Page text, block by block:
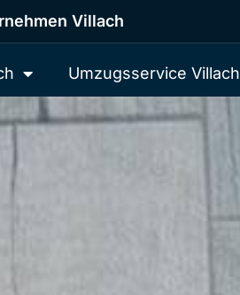
Villach
Umzugsservice Villach